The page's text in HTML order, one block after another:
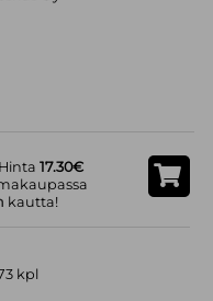
Hinta17.30€
kautta!
kpl